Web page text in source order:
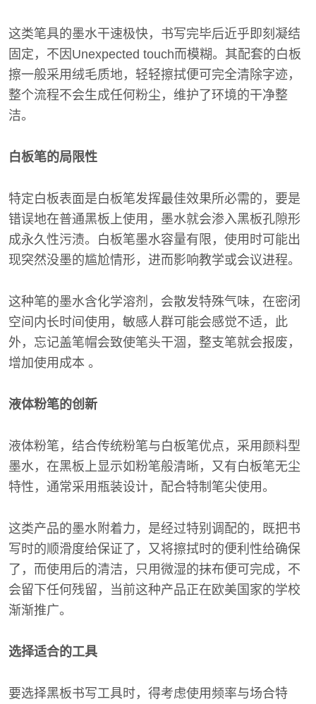
这类笔具的墨水干速极快，书写完毕后近乎即刻凝结
固定，不因Unexpected touch而模糊。其配套的白板
擦一般采用绒毛质地，轻轻擦拭便可完全清除字迹，
整个流程不会生成任何粉尘，维护了环境的干净整
洁。
白板笔的局限性
特定白板表面是白板笔发挥最佳效果所必需的，要是
错误地在普通黑板上使用，墨水就会渗入黑板孔隙形
成永久性污渍。白板笔墨水容量有限，使用时可能出
现突然没墨的尴尬情形，进而影响教学或会议进程。
这种笔的墨水含化学溶剂，会散发特殊气味，在密闭
空间内长时间使用，敏感人群可能会感觉不适，此
外，忘记盖笔帽会致使笔头干涸，整支笔就会报废，
增加使用成本 。
液体粉笔的创新
液体粉笔，结合传统粉笔与白板笔优点，采用颜料型
墨水，在黑板上显示如粉笔般清晰，又有白板笔无尘
特性，通常采用瓶装设计，配合特制笔尖使用。
这类产品的墨水附着力，是经过特别调配的，既把书
写时的顺滑度给保证了，又将擦拭时的便利性给确保
了，而使用后的清洁，只用微湿的抹布便可完成，不
会留下任何残留，当前这种产品正在欧美国家的学校
渐渐推广。
选择适合的工具
要选择黑板书写工具时，得考虑使用频率与场合特